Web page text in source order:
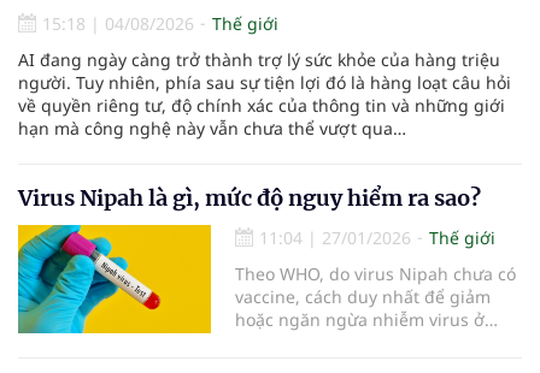
15:18 | 04/08/2026
Thế giới
AI đang ngày càng trở thành trợ lý sức khỏe của hàng triệu
người. Tuy nhiên, phía sau sự tiện lợi đó là hàng loạt câu hỏi
về quyền riêng tư, độ chính xác của thông tin và những giới
hạn mà công nghệ này vẫn chưa thể vượt qua…
Virus Nipah là gì, mức độ nguy hiểm ra sao?
11:04 | 27/01/2026
Thế giới
Theo WHO, do virus Nipah chưa có
vaccine, cách duy nhất để giảm
hoặc ngăn ngừa nhiễm virus ở